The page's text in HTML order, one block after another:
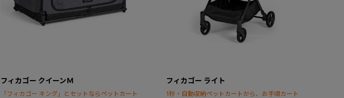
フィカゴー クイーンＭ
「フィカゴー キング」とセットならペットカート
フィカゴー ライト
1秒・自動収納ペットカートから、お手頃カート